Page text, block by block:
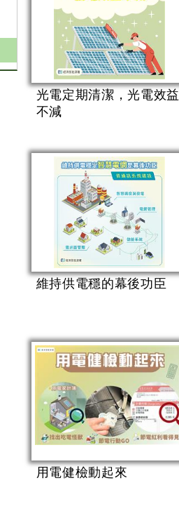
光電定期清潔，光電效益
不減
維持供電穩的幕後功臣
用電健檢動起來